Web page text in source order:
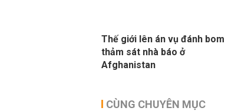
Thế giới lên án vụ đánh bom
thảm sát nhà báo ở
Afghanistan
CÙNG CHUYÊN MỤC